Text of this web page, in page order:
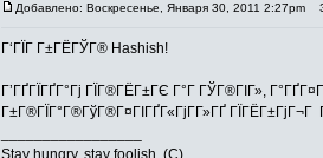
Добавлено: Воскресенье, Января 30, 2011 2:27pm
Г‘ГЇГ Г±ГЁГЎГ® Hashish!
Г’ГҐГЇГҐГ°Гј ГЇГ®ГЁГ±ГЄ Г°Г ГЎГ®ГІГ»,
Г±Г®ГЇГ°Г®ГўГ®Г¤ГІГҐГ«ГјГ­Г»ГҐ
Stay hungry, stay foolish. (C)